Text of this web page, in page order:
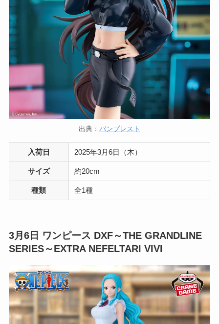
出典： バンプレスト
入荷日 2025年3月6日（木）
サイズ 約20cm
種類 全1種
3月6日 ワンピース DXF～THE GRANDLINE
SERIES～EXTRA NEFELTARI VIVI